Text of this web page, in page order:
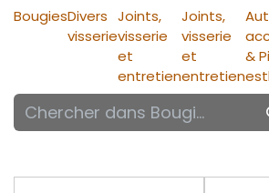
BougiesDivers
visserie
Joints,
visserie
et
entretien
Joints,
visserie
et
entretien
&